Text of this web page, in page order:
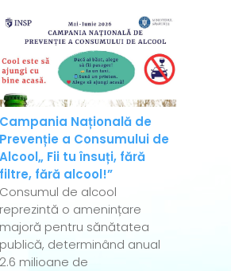
Campania Națională de
Prevenție a Consumului de
Alcool„ Fii tu însuți, fără
filtre, fără alcool!”
Consumul de alcool
reprezintă o amenințare
majoră pentru sănătatea
publică, determinând anual
2.6 milioane de